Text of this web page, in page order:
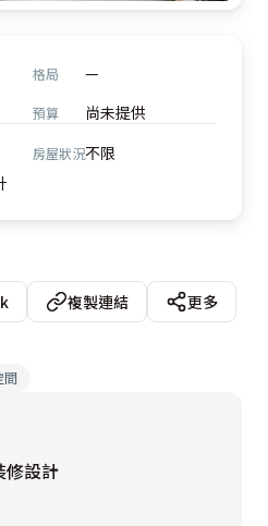
格局 —
預算 尚未提供
房屋狀況不限
複製連結
更多
間
修設計